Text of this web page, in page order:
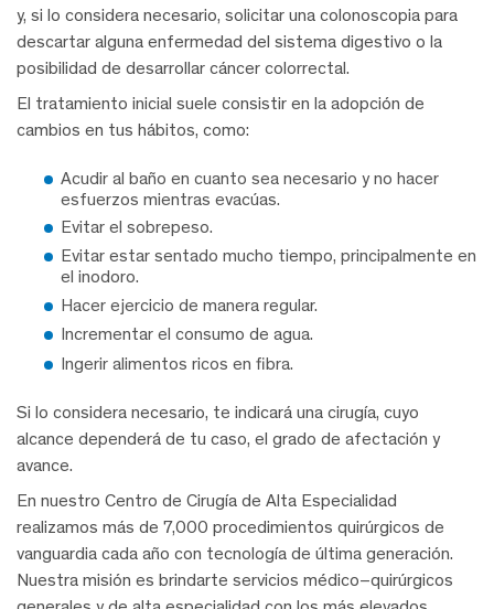
y, si lo considera necesario, solicitar una colonoscopia para
descartar alguna enfermedad del sistema digestivo o la
posibilidad de desarrollar cáncer colorrectal.
El tratamiento inicial suele consistir en la adopción de
cambios en tus hábitos, como:
Acudir al baño en cuanto sea necesario y no hacer
esfuerzos mientras evacúas.
Evitar el sobrepeso.
Evitar estar sentado mucho tiempo, principalmente en
el inodoro.
Hacer ejercicio de manera regular.
Incrementar el consumo de agua.
Ingerir alimentos ricos en fibra.
Si lo considera necesario, te indicará una cirugía, cuyo
alcance dependerá de tu caso, el grado de afectación y
avance.
En nuestro Centro de Cirugía de Alta Especialidad
realizamos más de 7,000 procedimientos quirúrgicos de
vanguardia cada año con tecnología de última generación.
Nuestra misión es brindarte servicios médico–quirúrgicos